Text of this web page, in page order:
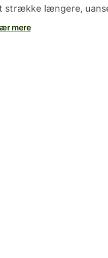
strække længere,
mere